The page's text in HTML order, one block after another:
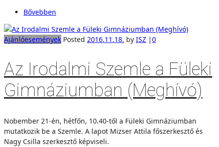
Bővebben
Ajánlóesemények Posted 2016.11.18. by ISZ |0
Az Irodalmi Szemle a Füleki
Gimnáziumban (Meghívó)
Nobember 21-én, hétfőn, 10.40-től a Füleki Gimnáziumban
mutatkozik be a Szemle. A lapot Mizser Attila főszerkesztő és
Nagy Csilla szerkesztő képviseli.